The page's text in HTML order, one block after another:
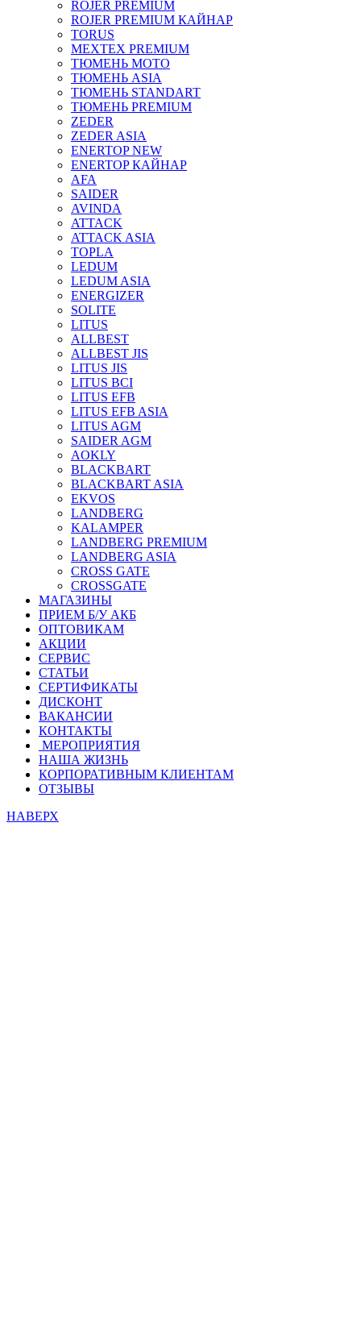
ROJER PREMIUM
ROJER PREMIUM КАЙНАР
TORUS
MEXTEX PREMIUM
ТЮМЕНЬ МОТО
ТЮМЕНЬ ASIA
ТЮМЕНЬ STANDART
ТЮМЕНЬ PREMIUM
ZEDER
ZEDER ASIA
ENERTOP NEW
ENERTOP КАЙНАР
AFA
SAIDER
AVINDA
ATTACK
ATTACK ASIA
TOPLA
LEDUM
LEDUM ASIA
ENERGIZER
SOLITE
LITUS
ALLBEST
ALLBEST JIS
LITUS JIS
LITUS BCI
LITUS EFB
LITUS EFB ASIA
LITUS AGM
SAIDER AGM
AOKLY
BLACKBART
BLACKBART ASIA
EKVOS
LANDBERG
KALAMPER
LANDBERG PREMIUM
LANDBERG ASIA
CROSS GATE
CROSSGATE
МАГАЗИНЫ
ПРИЕМ Б/У АКБ
ОПТОВИКАМ
АКЦИИ
СЕРВИС
СТАТЬИ
СЕРТИФИКАТЫ
ДИСКОНТ
ВАКАНСИИ
КОНТАКТЫ
МЕРОПРИЯТИЯ
НАША ЖИЗНЬ
КОРПОРАТИВНЫМ КЛИЕНТАМ
ОТЗЫВЫ
НАВЕРХ